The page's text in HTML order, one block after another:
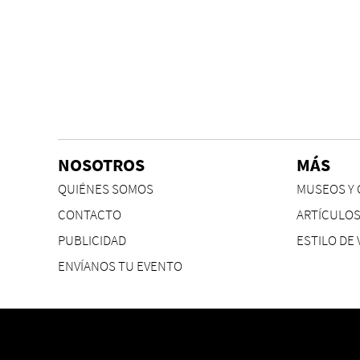
NOSOTROS
QUIÉNES SOMOS
CONTACTO
PUBLICIDAD
ENVÍANOS TU EVENTO
MÁS
MUSEOS Y
ARTÍCULOS
ESTILO DE